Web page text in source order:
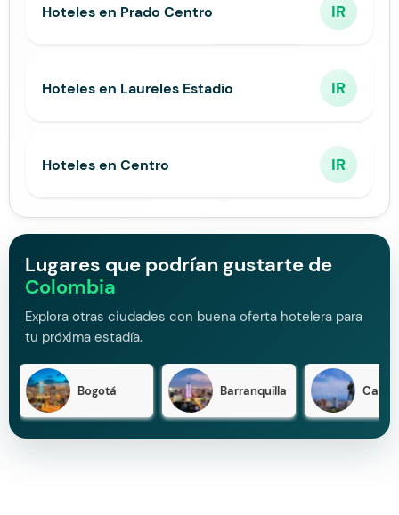
Hoteles en Prado Centro IR
Hoteles en Laureles Estadio IR
Hoteles en Centro IR
Lugares que podrían gustarte de
Colombia
Explora otras ciudades con buena oferta hotelera para
tu próxima estadía.
Bogotá Barranquilla Cali